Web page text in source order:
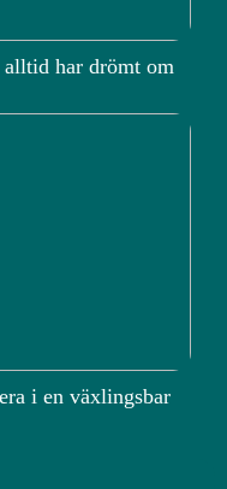
har drömt om
i en växlingsbar